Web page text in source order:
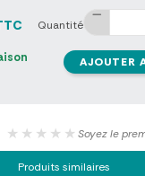
Quantité
AJOUTER
★★★★★ Soyez le
Produits similaires